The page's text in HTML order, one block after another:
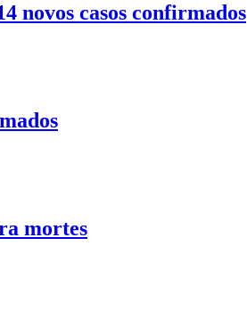
novos casos confirmados
mortes